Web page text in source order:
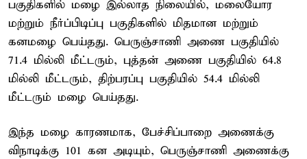
பகுதிகளில் மழை இல்லாத நிலையில், மலையோர
மற்றும் நீர்ப்பிடிப்பு பகுதிகளில் மிதமான மற்றும்
கனமழை பெய்தது. பெருஞ்சாணி அணை பகுதியில்
71.4 மில்லி மீட்டரும், புத்தன் அணை பகுதியில் 64.8
மில்லி மீட்டரும், திற்பரப்பு பகுதியில் 54.4 மில்லி
மீட்டரும் மழை பெய்தது.
இந்த மழை காரணமாக, பேச்சிப்பாறை அணைக்கு
விநாடிக்கு 101 கன அடியும், பெருஞ்சாணி அணைக்கு